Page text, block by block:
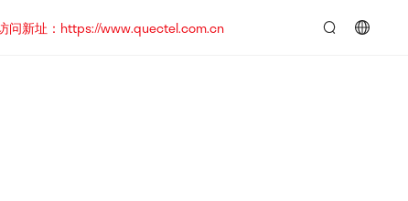
问新址：https://www.quectel.com.cn